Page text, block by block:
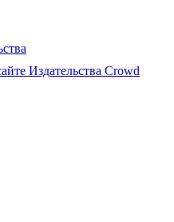
Издательства Crowd